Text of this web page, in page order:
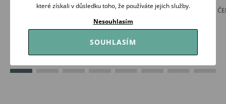
NINI Tepláčky s volánky Ocean Girl LILA
Skladem
Mrofi Tepláčky Janek
Skladem
které získali v důsledku toho, že používáte jejich služby.
Nesouhlasím
SOUHLASÍM